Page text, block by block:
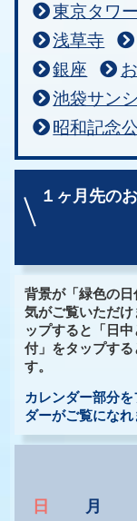
東京タワー
浅草寺
銀座
池袋サン
昭和記念
１ヶ月先の
背景が「緑色の
気がご覧いただ
ップすると「日
付」をタップす
す。
カレンダー部分
ダーがご覧になれ
日 月